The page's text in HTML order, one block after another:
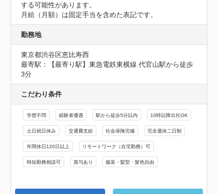
する可能性があります。
月給（月額）は固定手当を含めた表記です。
勤務地
東京都渋谷区恵比寿西
最寄駅：【最寄り駅】東急電鉄東横線 代官山駅から徒歩
3分
こだわり条件
学歴不問 経験者優遇 駅から徒歩5分以内 10時以降出社OK
土日祝日休み 交通費支給 社会保険完備 完全週休二日制
年間休日120日以上 リモートワーク（在宅勤務）可
時短勤務相談可 賞与あり 服装・髪型・髪色自由